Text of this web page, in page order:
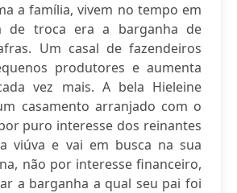
a família, vivem no tempo em
de troca era a barganha de
Um casal de fazendeiros
produtores e aumenta
vez mais. A bela Hieleine
casamento arranjado com o
puro interesse dos reinantes
viúva e vai em busca na sua
não por interesse financeiro,
a barganha a qual seu pai foi